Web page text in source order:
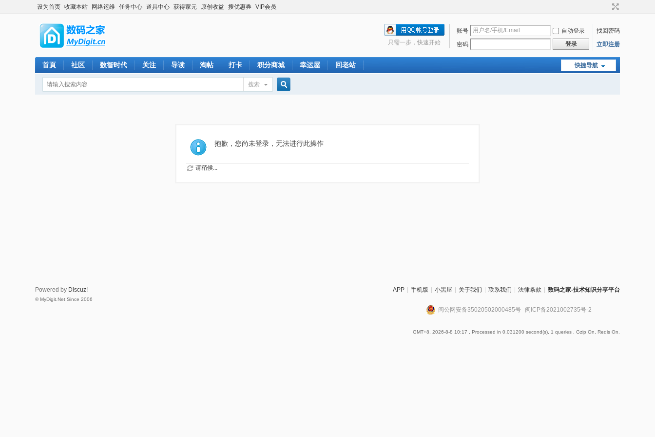
设为首页 收藏本站 网络运维 任务中心 道具中心 获得家元 原创收益 搜优惠券 VIP会员
账号 自动登录
找回密码
密码
登录 立即注册
只需一步，快速开始
快捷导航
首頁 社区 数智时代 关注 导读 淘帖 打卡 积分商城 幸运屋 回老站
搜索
索
抱歉，您尚未登录，无法进行此操作
请稍候...
APP 手机版 小黑屋 关于我们 联系我们 法律条款 数码之家-技术知识分享平台
闽公网安备35020502000485号 闽ICP备2021002735号-2
GMT+8, 2026-8-8 10:17 , Processed in 0.031200 second(s), 1 queries , Gzip On, Redis On.
Powered by Discuz!
© MyDigit.Net Since 2006